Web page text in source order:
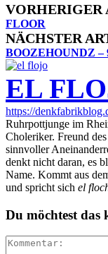
VORHERIGER
FLOOR
NÄCHSTER
BOOZEHOUNDZ –
EL
https://
Ruhrpottjunge im
Choleriker. Freund
sinnvoller
denkt nicht daran, es
Name. Kommt aus
und spricht sich el
Du möchtest das